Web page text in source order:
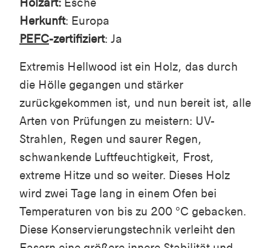
Herkunft: Europa
PEFC-zertifiziert: Ja
Extremis Hellwood ist ein Holz, das durch
die Hölle gegangen und stärker
zurückgekommen ist, und nun bereit ist, alle
Arten von Prüfungen zu meistern: UV-
Strahlen, Regen und saurer Regen,
schwankende Luftfeuchtigkeit, Frost,
extreme Hitze und so weiter. Dieses Holz
wird zwei Tage lang in einem Ofen bei
Temperaturen von bis zu 200 °C gebacken.
Diese Konservierungstechnik verleiht den